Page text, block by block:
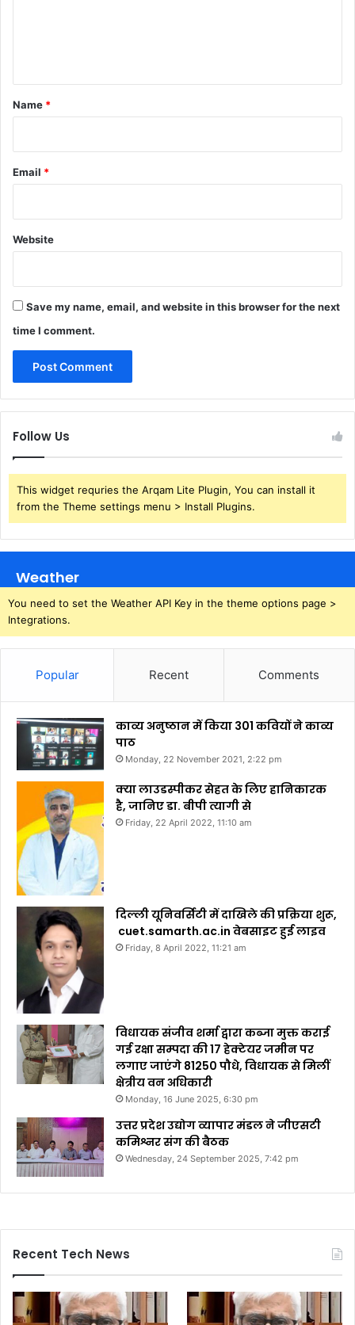
*
Name *
Email *
Website
Save my name, email, and website in this browser for the next
time I comment.
Follow Us
This widget requries the Arqam Lite Plugin, You can install it
from the Theme settings menu > Install Plugins.
Weather
You need to set the Weather API Key in the theme options page >
Integrations.
Popular Recent Comments
काव्य अनुष्ठान में किया 301 कवियों ने काव्य
पाठ
Monday, 22 November 2021, 2:22 pm
क्या लाउडस्पीकर सेहत के लिए हानिकारक
है, जानिए डा. बीपी त्यागी से
Friday, 22 April 2022, 11:10 am
दिल्ली यूनिवर्सिटी में दाखिले की प्रक्रिया शुरू,
cuet.samarth.ac.in वेबसाइट हुई लाइव
Friday, 8 April 2022, 11:21 am
विधायक संजीव शर्मा द्वारा कब्जा मुक्त कराई
गई रक्षा सम्पदा की 17 हेक्टेयर जमीन पर
लगाए जाएंगे 81250 पौधे, विधायक से मिलीं
क्षेत्रीय वन अधिकारी
Monday, 16 June 2025, 6:30 pm
उत्तर प्रदेश उद्योग व्यापार मंडल ने जीएसटी
कमिश्नर संग की बैठक
Wednesday, 24 September 2025, 7:42 pm
Recent Tech News